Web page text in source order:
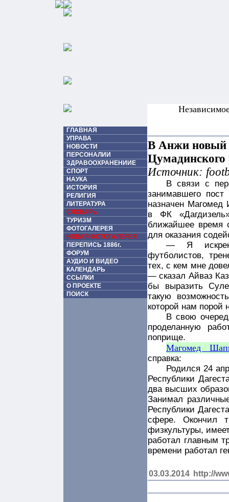
ГЛАВНАЯ
УПРАВА
НОВОСТИ
ПЕРСОНАЛИИ
ЗДРАВООХРАНЕНИИЕ
СПОРТ
НАУКА
ИСТОРИЯ
РЕЛИГИЯ
ЛИТЕРАТУРА
СЛОВАРЬ
ТУРИЗМ
ФОТОГАЛЕРЕЯ
НОВАЯ ФОТОГАЛЕРЕЯ
ПЕРЕПИСЬ 1886г.
ФОРУМ
АУДИО И ВИДЕО
КАЛЕНДАРЬ
ССЫЛКИ
О ПРОЕКТЕ
ПОИСК
В Анжи новый
Цумадинского
Источник:
В связи с
занимавшего пост
назначен Магомед
в ФК
ближайшее время
для оказания
— Я
футболистов,
тех, с кем мне
— сказал Айваз
бы выразить
такую
которой нам порой
В свою
проделанную
поприще.
Магомед
справка:
Родился 24
Республики
два высших
Занимал
Республики
сфере. Окончил
физкультуры,
работал главным
времени работал
03.03.2014 http://